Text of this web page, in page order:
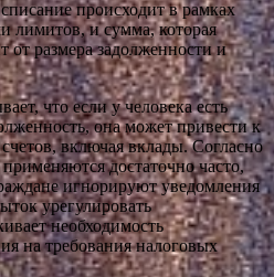
происходит в рамках
лимитов, и сумма, которая
от размера задолженности и
что если у человека есть
она может привести к
включая вклады. Согласно
достаточно часто,
игнорируют уведомления
урегулировать
необходимость
на требования налоговых